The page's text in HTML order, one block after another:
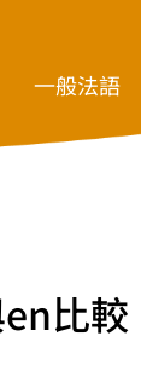
一般法語
比較